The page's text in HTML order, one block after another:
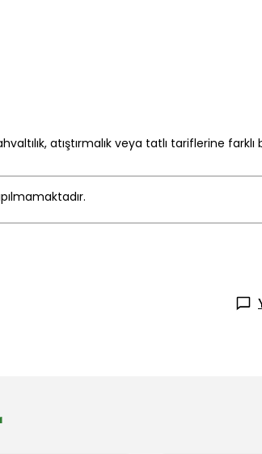
atıştırmalık veya tatlı tariflerine farklı